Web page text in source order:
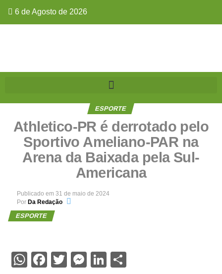
6 de Agosto de 2026
ESPORTE
Athletico-PR é derrotado pelo
Sportivo Ameliano-PAR na
Arena da Baixada pela Sul-
Americana
Publicado em 31 de maio de 2024
Por Da Redação
ESPORTE
WhatsApp
Facebook
Twitter
Messenger
LinkedIn
Share